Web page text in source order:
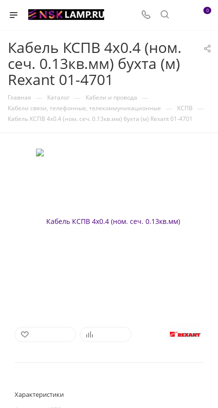
0
Кабель КСПВ 4х0.4 (ном.
сеч. 0.13кв.мм) бухта (м)
Rexant 01-4701
Главная — Каталог — Кабели и провода —
Кабели связи, телефонные, телекоммуникационные — КСПВ —
Кабель КСПВ 4х0.4 (ном. сеч. 0.13кв.мм) бухта (м) Rexant 01-4701
Характеристики